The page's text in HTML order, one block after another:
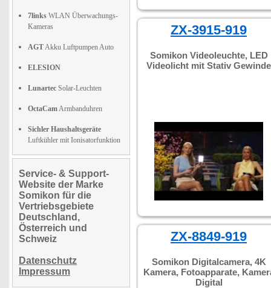
7links WLAN Überwachungs-
Kameras
AGTAkku Luftpumpen Auto
ELESION
Lunartec Solar-Leuchten
OctaCamArmbanduhren
Sichler Haushaltsgeräte
Luftkühler mit Ionisatorfunktion
Service- & Support-
Website der Marke
Somikon für die
Vertriebsgebiete
Deutschland,
Österreich und
Schweiz
Datenschutz
Impressum
ZX-3915-919
Somikon Videoleuchte, LED
Videolicht mit Stativ Gewinde
ZX-8849-919
Somikon Digitalcamera, 4K
Kamera, Fotoapparate,
Digital